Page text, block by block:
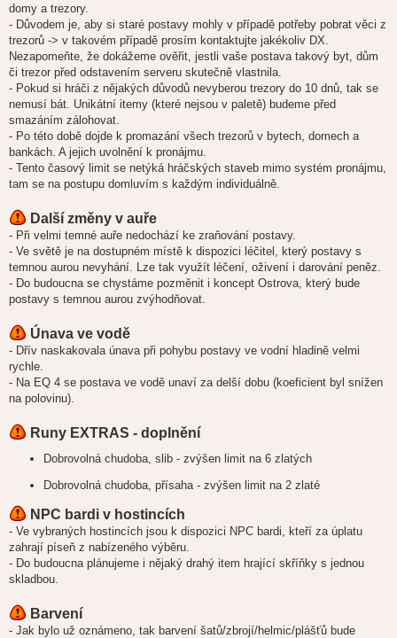
domy a trezory.
- Důvodem je, aby si staré postavy mohly v případě potřeby pobrat věci z
trezorů -> v takovém případě prosím kontaktujte jakékoliv DX.
Nezapomeňte, že dokážeme ověřit, jestli vaše postava takový byt, dům
či trezor před odstavením serveru skutečně vlastnila.
- Pokud si hráči z nějakých důvodů nevyberou trezory do 10 dnů, tak se
nemusí bát. Unikátní itemy (které nejsou v paletě) budeme před
smazáním zálohovat.
- Po této době dojde k promazání všech trezorů v bytech, domech a
bankách. A jejich uvolnění k pronájmu.
- Tento časový limit se netýká hráčských staveb mimo systém pronájmu,
tam se na postupu domluvím s každým individuálně.
Další změny v auře
- Při velmi temné auře nedochází ke zraňování postavy.
- Ve světě je na dostupném místě k dispozici léčitel, který postavy s
temnou aurou nevyhání. Lze tak využít léčení, oživení i darování peněz.
- Do budoucna se chystáme pozměnit i koncept Ostrova, který bude
postavy s temnou aurou zvýhodňovat.
Únava ve vodě
- Dřív naskakovala únava při pohybu postavy ve vodní hladině velmi
rychle.
- Na EQ 4 se postava ve vodě unaví za delší dobu (koeficient byl snížen
na polovinu).
Runy EXTRAS - doplnění
Dobrovolná chudoba, slib - zvýšen limit na 6 zlatých
Dobrovolná chudoba, přísaha - zvýšen limit na 2 zlaté
NPC bardi v hostincích
- Ve vybraných hostincích jsou k dispozici NPC bardi, kteří za úplatu
zahrají píseň z nabízeného výběru.
- Do budoucna plánujeme i nějaký drahý item hrající skříňky s jednou
skladbou.
Barvení
- Jak bylo už oznámeno, tak barvení šatů/zbrojí/helmic/plášťů bude